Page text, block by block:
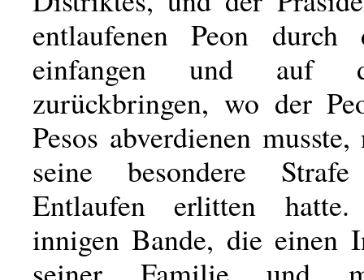
entlaufenen Peon
einfangen und auf
zurückbringen, wo der
Pesos abverdienen
seine besondere
Entlaufen erlitten
innigen Bande, die einen